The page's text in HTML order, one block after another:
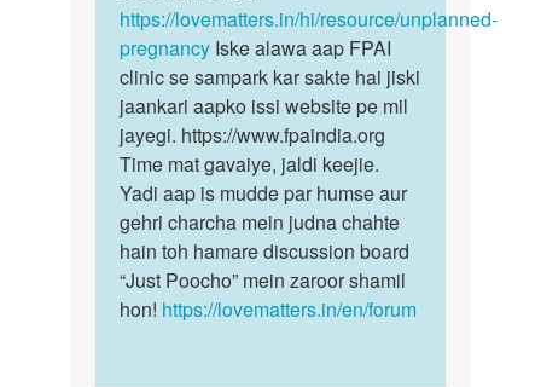
https://lovematters.in/hi/resource/unplanned-
pregnancy Iske alawa aap FPAI
clinic se sampark kar sakte hai jiski
jaankari aapko issi website pe mil
jayegi. https://www.fpaindia.org
Time mat gavaiye, jaldi keejie.
Yadi aap is mudde par humse aur
gehri charcha mein judna chahte
hain toh hamare discussion board
“Just Poocho” mein zaroor shamil
hon! https://lovematters.in/en/forum